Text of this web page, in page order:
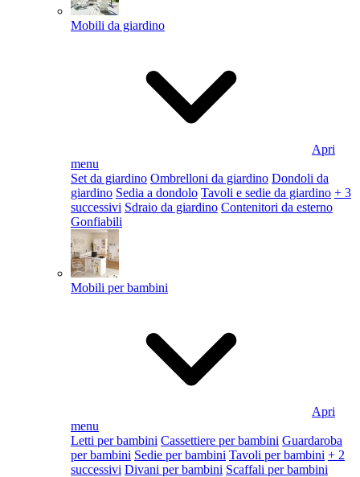
Mobili da giardino
Apri
menu
Set da giardino Ombrelloni da giardino Dondoli da
giardino Sedia a dondolo Tavoli e sedie da giardino + 3
successivi Sdraio da giardino Contenitori da esterno
Gonfiabili
Mobili per bambini
Apri
menu
Letti per bambini Cassettiere per bambini Guardaroba
per bambini Sedie per bambini Tavoli per bambini + 2
successivi Divani per bambini Scaffali per bambini